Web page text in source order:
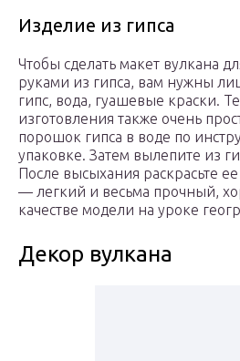
Изделие из гипса
Чтобы сделать макет вулкана
руками из гипса, вам нужны
гипс, вода, гуашевые краски.
изготовления также очень
порошок гипса в воде по
упаковке. Затем вылепите из
После высыхания раскрасьте
— легкий и весьма прочный,
качестве модели на уроке
Декор вулкана